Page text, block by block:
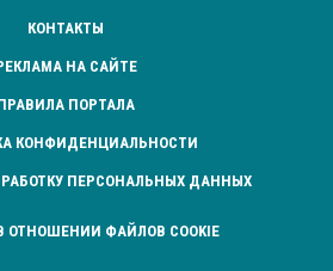
КОНТАКТЫ
НА САЙТЕ
ПОРТАЛА
КОНФИДЕНЦИАЛЬНОСТИ
ПЕРСОНАЛЬНЫХ ДАННЫХ
ОТНОШЕНИИ ФАЙЛОВ COOKIE